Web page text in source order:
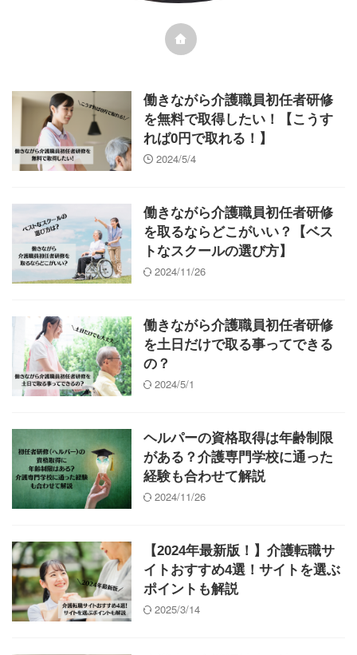
働きながら介護職員初任者研修
を無料で取得したい！【こうす
れば0円で取れる！】
2024/5/4
働きながら介護職員初任者研修
を取るならどこがいい？【ベス
トなスクールの選び方】
2024/11/26
働きながら介護職員初任者研修
を土日だけで取る事ってできる
の？
2024/5/1
ヘルパーの資格取得は年齢制限
がある？介護専門学校に通った
経験も合わせて解説
2024/11/26
【2024年最新版！】介護転職サ
イトおすすめ4選！サイトを選ぶ
ポイントも解説
2025/3/14